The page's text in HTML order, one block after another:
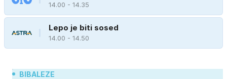
14.00 - 14.35
Lepo je biti sosed
14.00 - 14.50
BIBALEZE